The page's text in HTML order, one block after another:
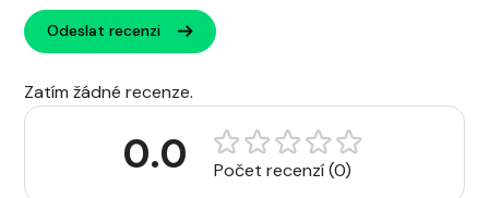
Odeslat recenzi
Zatím žádné recenze.
0.0 Počet recenzí (0)